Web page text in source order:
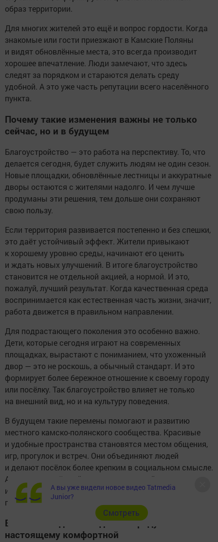
образ территории.
Для многих жителей это ещё и вопрос гордости. Когда
знакомые или гости приезжают в Камские Поляны
и видят обновлённые места, это всегда производит
хорошее впечатление. Люди замечают, что здесь
следят за порядком и стараются делать среду
удобной. А это уже часть репутации всего населённого
пункта.
Почему такие изменения важны не только
сейчас, но и в будущем
Благоустройство — это работа на перспективу. То, что
делается сегодня, будет служить людям не один сезон.
Новые площадки, обновлённые лестницы и аккуратные
дворы остаются с жителями надолго. И чем лучше
продуманы эти решения, тем дольше они сохраняют
свою пользу.
Если территория развивается постепенно и без спешки,
это даёт устойчивый эффект. Жители привыкают
к хорошему уровню среды, начинают его ценить
и ждать новых улучшений. В итоге благоустройство
становится не отдельной акцией, а нормой. И это,
пожалуй, лучший результат. Когда качественная среда
воспринимается как естественная часть жизни, значит,
работа движется в правильном направлении.
Для подрастающего поколения это особенно важно.
Дети, которые сегодня играют на современных
площадках, вырастают с пониманием, что ухоженный
двор — это не роскошь, а обычный стандарт. И это
формирует более бережное отношение к своему городу
или посёлку. Так благоустройство влияет не только
на внешний вид, но и на культуру поведения.
В будущем такие перемены помогают и развитию
местного камско-полянского сообщества. Красивые
и удобные пространства становятся местом общения,
игр, прогулок и встреч. Они объединяют людей
и делают посёлок более крепким в социальном смысле.
А это уже серьёзный результат, который нельзя
измерить только свежей краской или новым
покрытием.
Внимание к деталям делает среду по-
настоящему комфортной
А вы уже видели новое видео Tatmedia
Junior?
Cмотреть